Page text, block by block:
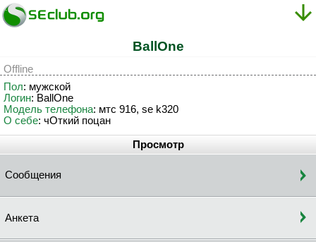
BallOne
Offline
Пол: мужской
Логин: BallOne
Модель телефона: мтс 916, se k320
О себе: чОткий поцан
Просмотр
Сообщения
Анкета